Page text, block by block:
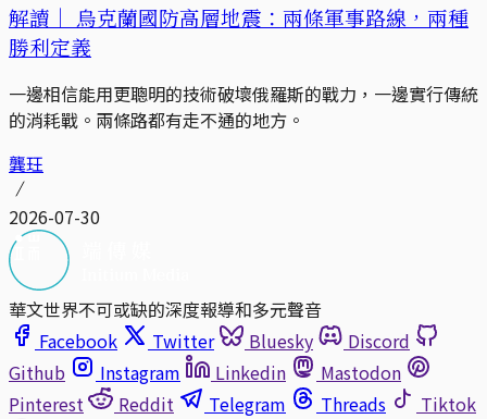
解讀｜ 烏克蘭國防高層地震：兩條軍事路線，兩種
勝利定義
一邊相信能用更聰明的技術破壞俄羅斯的戰力，一邊實行傳統
的消耗戰。兩條路都有走不通的地方。
龔玨
2026-07-30
華文世界不可或缺的深度報導和多元聲音
Facebook
Twitter Bluesky
Discord
Github
Instagram Linkedin
Mastodon
Pinterest
Reddit Telegram Threads
Tiktok